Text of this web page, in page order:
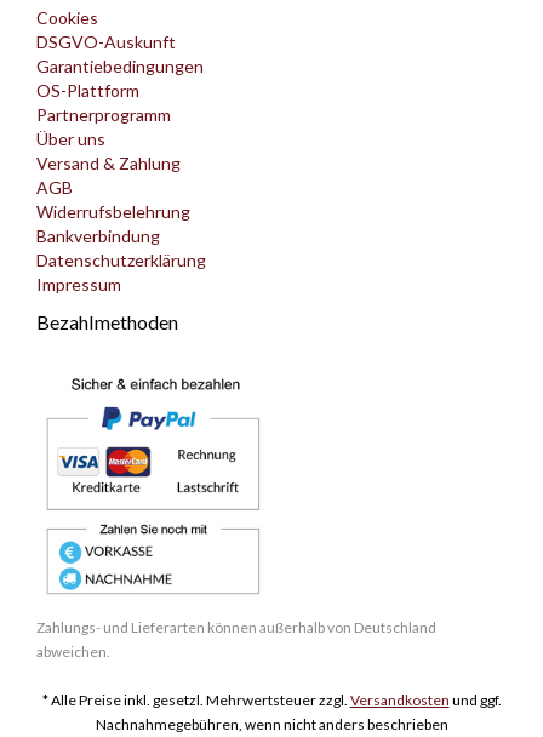
Cookies
DSGVO-Auskunft
Garantiebedingungen
OS-Plattform
Partnerprogramm
Über uns
Versand & Zahlung
AGB
Widerrufsbelehrung
Bankverbindung
Datenschutzerklärung
Impressum
Bezahlmethoden
Zahlungs- und Lieferarten können außerhalb von Deutschland
abweichen.
* Alle Preise inkl. gesetzl. Mehrwertsteuer zzgl. Versandkosten und ggf.
Nachnahmegebühren, wenn nicht anders beschrieben